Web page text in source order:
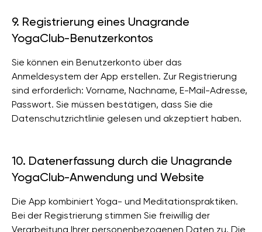
9. Registrierung eines Unagrande
YogaClub-Benutzerkontos
Sie können ein Benutzerkonto über das
Anmeldesystem der App erstellen. Zur Registrierung
sind erforderlich: Vorname, Nachname, E-Mail-Adresse,
Passwort. Sie müssen bestätigen, dass Sie die
Datenschutzrichtlinie gelesen und akzeptiert haben.
10. Datenerfassung durch die Unagrande
YogaClub-Anwendung und Website
Die App kombiniert Yoga- und Meditationspraktiken.
Bei der Registrierung stimmen Sie freiwillig der
Verarbeitung Ihrer personenbezogenen Daten zu. Die